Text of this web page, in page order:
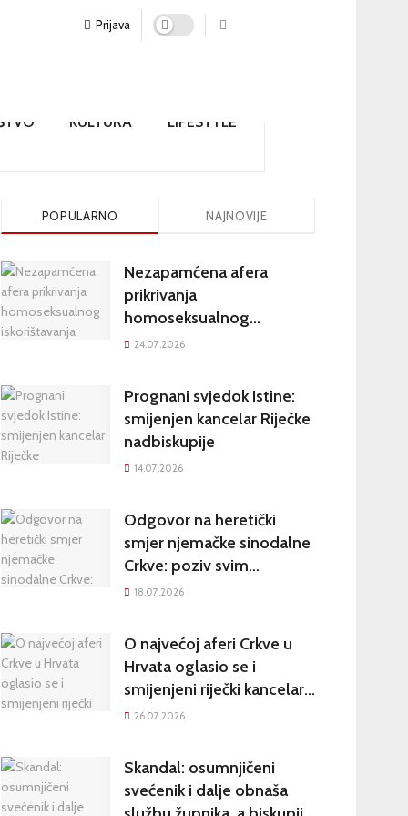
Prijava
KULTURA LIFESTYLE
POPULARNO NAJNOVIJE
Nezapamćena afera
prikrivanja
homoseksualnog
iskorištavanja maloljetnika
krugovima potresa
Hrvatsku
24.07.2026
Prognani svjedok Istine:
smijenjen kancelar Riječke
nadbiskupije
14.07.2026
Odgovor na heretički
smjer njemačke sinodalne
Crkve: poziv svim
katolicima na potpisivanje
18.07.2026
O najvećoj aferi Crkve u
Hrvata oglasio se i
smijenjeni riječki kancelar:
kultura šutnje stvara nove
26.07.2026
Skandal: osumnjičeni
svećenik i dalje obnaša